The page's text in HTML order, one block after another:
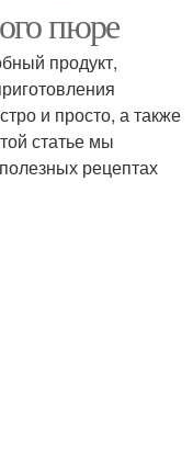
Пюре с мясом
пюре
продукт,
и просто, а также
статье мы
рецептах